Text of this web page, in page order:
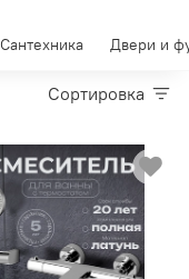
Сантехника Двери и
Сортировка